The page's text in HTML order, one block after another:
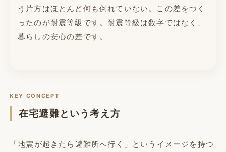
う片方はほとんど何も倒れていない。この差をつく
ったのが耐震等級です。耐震等級は数字ではなく、
暮らしの安心の差です。
KEY CONCEPT
在宅避難という考え方
「地震が起きたら避難所へ行く」というイメージを持つ